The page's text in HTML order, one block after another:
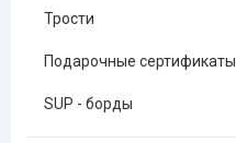
Трости
Подарочные сертификаты
SUP - борды